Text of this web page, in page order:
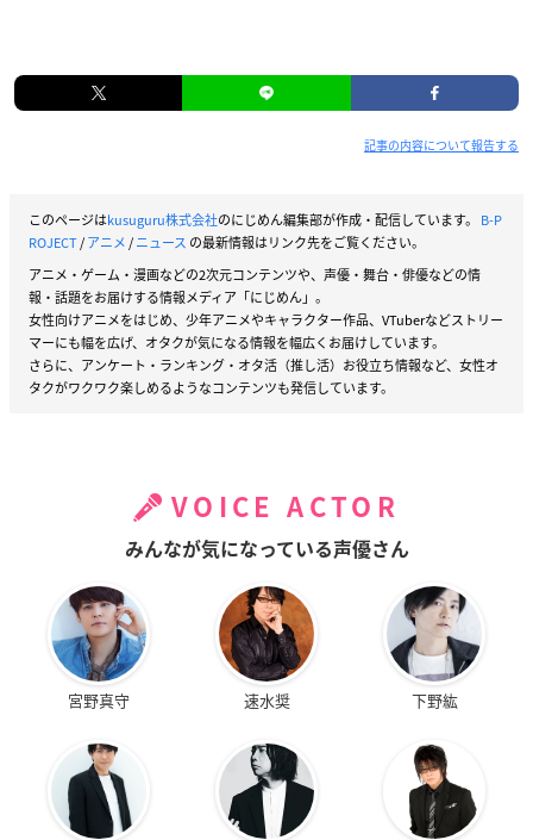
記事の内容について報告する
このページはkusuguru株式会社のにじめん編集部が作成・配信しています。 B-P
ROJECT/アニメ/ニュース の最新情報はリンク先をご覧ください。
アニメ・ゲーム・漫画などの2次元コンテンツや、声優・舞台・俳優などの情
報・話題をお届けする情報メディア「にじめん」。
女性向けアニメをはじめ、少年アニメやキャラクター作品、VTuberなどストリー
マーにも幅を広げ、オタクが気になる情報を幅広くお届けしています。
さらに、アンケート・ランキング・オタ活（推し活）お役立ち情報など、女性オ
タクがワクワク楽しめるようなコンテンツも発信しています。
VOICE ACTOR
みんなが気になっている声優さん
宮野真守 速水奨 下野紘